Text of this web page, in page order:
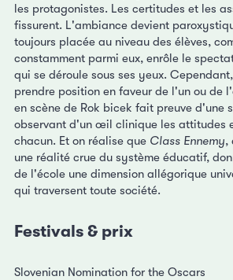
les protagonistes. Les certitudes et les
fissurent. L'ambiance devient
toujours placée au niveau des élèves,
constamment parmi eux, enrôle le
qui se déroule sous ses yeux.
prendre position en faveur de l'un ou de
en scène de Rok bicek fait preuve d'une
observant d'un œil clinique les attitudes
chacun. Et on réalise que Class Ennemy,
une réalité crue du système éducatif,
de l'école une dimension allégorique
qui traversent toute société.
Festivals & prix
Slovenian Nomination for the Oscars